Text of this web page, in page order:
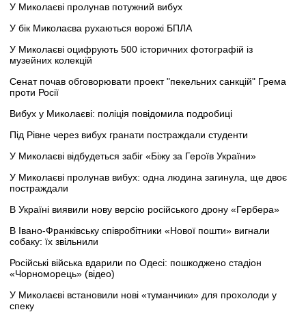
У Миколаєві пролунав потужний вибух
У бік Миколаєва рухаються ворожі БПЛА
У Миколаєві оцифрують 500 історичних фотографій із
музейних колекцій
Сенат почав обговорювати проект "пекельних санкцій" Грема
проти Росії
Вибух у Миколаєві: поліція повідомила подробиці
Під Рівне через вибух гранати постраждали студенти
У Миколаєві відбудеться забіг «Біжу за Героїв України»
У Миколаєві пролунав вибух: одна людина загинула, ще двоє
постраждали
В Україні виявили нову версію російського дрону «Гербера»
В Івано-Франківську співробітники «Нової пошти» вигнали
собаку: їх звільнили
Російські війська вдарили по Одесі: пошкоджено стадіон
«Чорноморець» (відео)
У Миколаєві встановили нові «туманчики» для прохолоди у
спеку